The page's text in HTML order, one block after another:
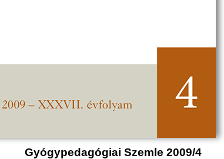
Gyógypedagógiai Szemle 2009/4